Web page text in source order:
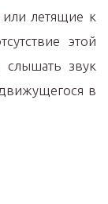
летящие к
этой
звук
в